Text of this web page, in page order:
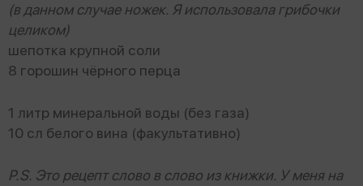
(в данном случае ножек. Я использовала грибочки
целиком)
шепотка крупной соли
8 горошин чёрного перца
1 литр минеральной воды (без газа)
10 сл белого вина (факультативно)
P.S. Это рецепт слово в слово из книжки. У меня на